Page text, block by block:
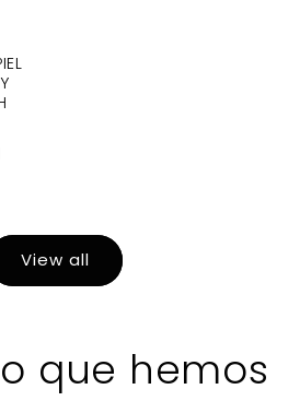
View all
que hemos